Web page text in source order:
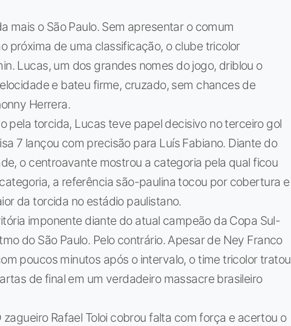
mais o São Paulo. Sem apresentar o comum
próxima de uma classificação, o clube tricolor
Lucas, um dos grandes nomes do jogo, driblou o
e bateu firme, cruzado, sem chances de
Herrera.
pela torcida, Lucas teve papel decisivo no terceiro gol
7 lançou com precisão para Luís Fabiano. Diante do
o centroavante mostrou a categoria pela qual ficou
a referência são-paulina tocou por cobertura e
da torcida no estádio paulistano.
imponente diante do atual campeão da Copa Sul-
do São Paulo. Pelo contrário. Apesar de Ney Franco
poucos minutos após o intervalo, o time tricolor tratou
de final em um verdadeiro massacre brasileiro
Rafael Toloi cobrou falta com força e acertou o